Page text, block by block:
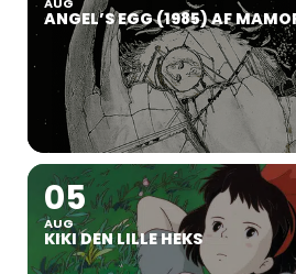
ANGEL’S EGG (1985) AF
05
AUG
KIKI DEN LILLE HEKS